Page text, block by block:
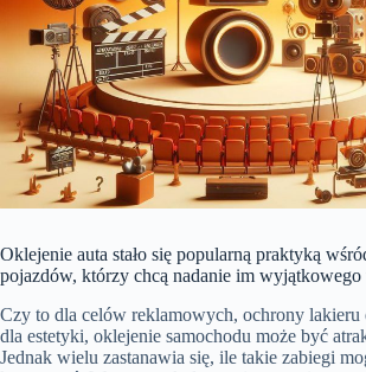
Oklejenie auta stało się popularną praktyką
pojazdów, którzy chcą nadanie im
Czy to dla celów reklamowych, ochrony lakieru
dla estetyki, oklejenie samochodu może być
Jednak wielu zastanawia się, ile takie zabiegi